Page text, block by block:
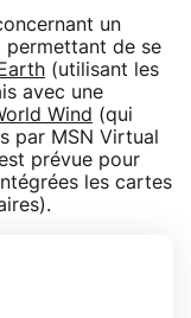
un
permettant de se
(utilisant les
avec une
Wind (qui
par MSN Virtual
prévue pour
les cartes